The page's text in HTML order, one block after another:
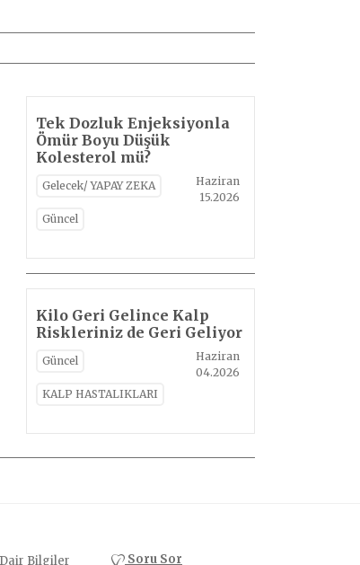
Tek Dozluk Enjeksiyonla
Ömür Boyu Düşük
Kolesterol mü?
Gelecek/ YAPAY ZEKA
Güncel
Haziran
15.2026
Kilo Geri Gelince Kalp
Riskleriniz de Geri Geliyor
Güncel
KALP HASTALIKLARI
Haziran
04.2026
Bilgiler Soru Sor